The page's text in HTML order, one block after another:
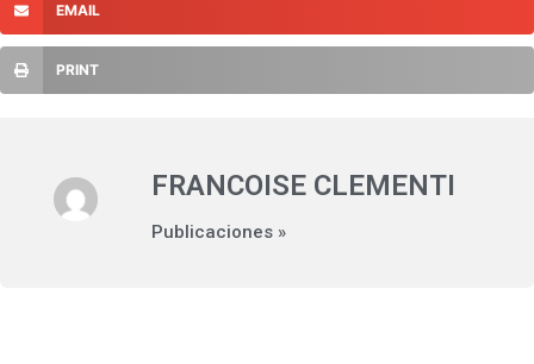
EMAIL
PRINT
FRANCOISE CLEMENTI
Publicaciones »